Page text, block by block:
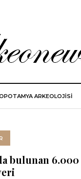
ARKEOLOJISI
bulunan 6.000